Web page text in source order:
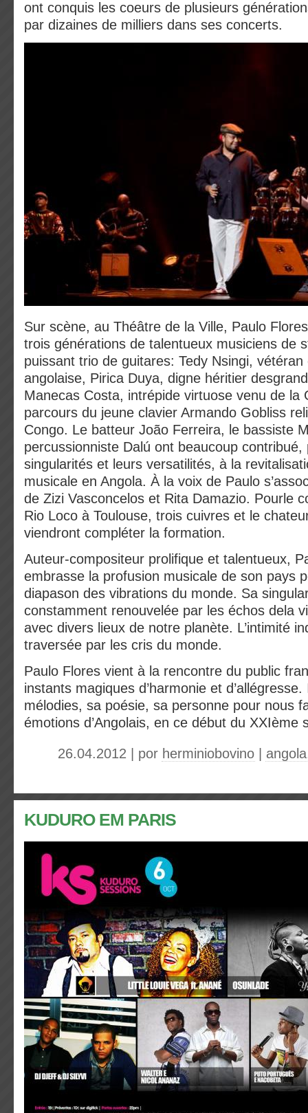
ont conquis les coeurs de plusieurs
par dizaines de milliers dans ses concerts.
Sur scène, au Théâtre de la Ville, Paulo
trois générations de talentueux musiciens de
puissant trio de guitares: Tedy Nsingi, vétéran
angolaise, Pirica Duya, digne héritier
Manecas Costa, intrépide virtuose venu de la
parcours du jeune clavier Armando Gobliss
Congo. Le batteur João Ferreira, le bassiste
percussionniste Dalú ont beaucoup contribué,
singularités et leurs versatilités, à la
musicale en Angola. À la voix de Paulo
de Zizi Vasconcelos et Rita Damazio. Pourle
Rio Loco à Toulouse, trois cuivres et le
viendront compléter la formation.
Auteur-compositeur prolifique et talentueux,
embrasse la profusion musicale de son pays
diapason des vibrations du monde. Sa
constamment renouvelée par les échos dela
avec divers lieux de notre planète. L’intimité
traversée par les cris du monde.
Paulo Flores vient à la rencontre du public
instants magiques d’harmonie et
mélodies, sa poésie, sa personne pour nous
émotions d’Angolais, en ce début du XXIème
26.04.2012 | por herminiobovino angola
KUDURO EM PARIS